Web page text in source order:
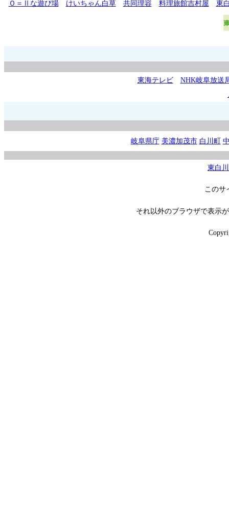
Ｏ＝Ⅱな遊び場
けいちゃん白草 共同理容 料理旅館吉村屋 東
東海テレビ
NHK岐阜放送
岐阜県庁 美濃加茂市 白川町
東白
このサ
それ以外のブラウザで表示